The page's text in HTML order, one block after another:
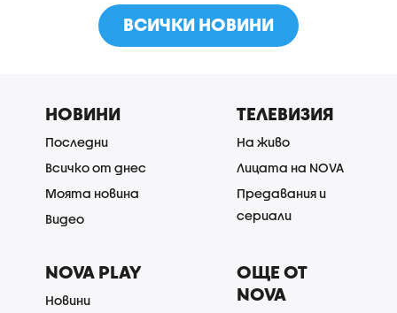
ВСИЧКИ НОВИНИ
НОВИНИ
Последни
Всичко от днес
Моята новина
Видео
ТЕЛЕВИЗИЯ
На живо
Лицата на NOVA
Предавания и
сериали
NOVA PLAY
Новини
ОЩЕ ОТ
NOVA